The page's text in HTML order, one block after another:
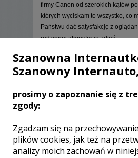
firmy Canon od szerokich kątów
których wyciskam to wszystko, co
Państwu dać satysfakcję z
rodzinnej atmosferze zdjęć...
Szanowna
Szanowny Internauto,
prosimy o zapoznanie się z
zgody:
Zgadzam się na
plików cookies, jak też na
analizy moich zachowań w